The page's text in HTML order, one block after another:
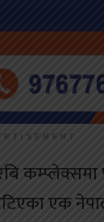
कम्प्लेक्समा
एक